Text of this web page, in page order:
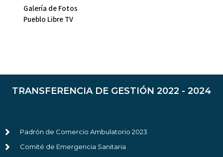
Galería de Fotos
Pueblo Libre TV
TRANSFERENCIA DE GESTIÓN 2022 - 2024
Padrón de Comercio Ambulatorio 2023
Comité de Emergencia Sanitaria